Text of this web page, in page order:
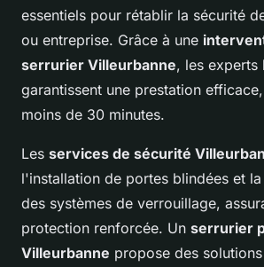
essentiels pour rétablir la sécurité
ou entreprise. Grâce à une
serrurier Villeurbanne, les experts
garantissent une prestation
moins de 30 minutes.
Les services de sécurité
l'installation de portes blindées et
des systèmes de verrouillage,
protection renforcée. Un serrurier
Villeurbanne propose des